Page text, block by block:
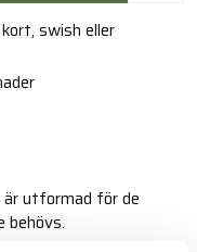
swish eller
utformad för de
behövs.